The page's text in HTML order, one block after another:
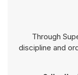
Through Super Nanny
discipline and